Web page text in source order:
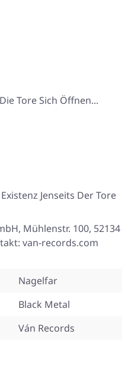
Tore Sich Öffnen...
Jenseits Der Tore
Mühlenstr. 100, 52134
van-records.com
Nagelfar
Black Metal
Ván Records